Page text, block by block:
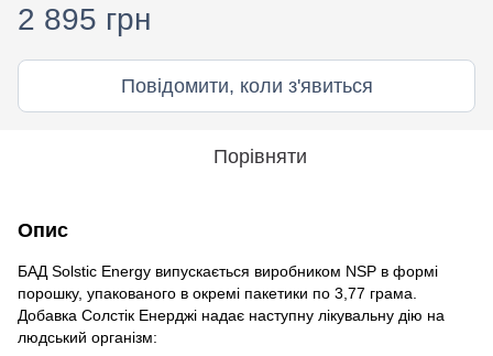
2 895 грн
Повідомити, коли з'явиться
Порівняти
Опис
БАД Solstic Energy випускається виробником NSP в формі
порошку, упакованого в окремі пакетики по 3,77 грама.
Добавка Солстік Енерджі надає наступну лікувальну дію на
людський організм: